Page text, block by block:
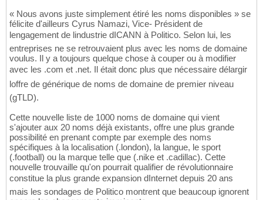
« Nous avons juste simplement étiré les noms disponibles » se
félicite d'ailleurs Cyrus Namazi, Vice- Président de
lengagement de lindustrie dICANN à Politico. Selon lui, les
entreprises ne se retrouvaient plus avec les noms de domaine
voulus. Il y a toujours quelque chose à couper ou à modifier
avec les .com et .net. Il était donc plus que nécessaire délargir
loffre de générique de noms de domaine de premier niveau
(gTLD).
Cette nouvelle liste de 1000 noms de domaine qui vient
s'ajouter aux 20 noms déjà existants, offre une plus grande
possibilité en prenant compte par exemple des noms
spécifiques à la localisation (.london), la langue, le sport
(.football) ou la marque telle que (.nike et .cadillac). Cette
nouvelle trouvaille qu'on pourrait qualifier de révolutionnaire
constitue la plus grande expansion dInternet depuis 20 ans
mais les sondages de Politico montrent que beaucoup ignorent